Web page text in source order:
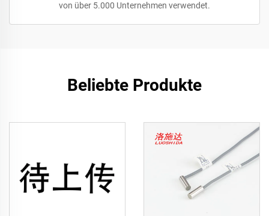
von über 5.000 Unternehmen verwendet.
Beliebte Produkte